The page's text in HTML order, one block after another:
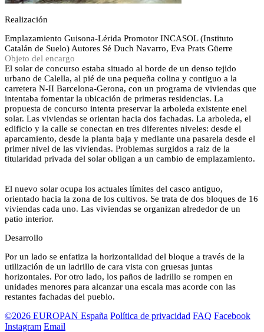
Realización
Emplazamiento Guisona-Lérida Promotor INCASOL (Instituto
Catalán de Suelo) Autores Sé Duch Navarro, Eva Prats Güerre
Objeto del encargo
El solar de concurso estaba situado al borde de un denso tejido
urbano de Calella, al pié de una pequeña colina y contiguo a la
carretera N-II Barcelona-Gerona, con un programa de viviendas que
intentaba fomentar la ubicación de primeras residencias. La
propuesta de concurso intenta preservar la arboleda existente enel
solar. Las viviendas se orientan hacia dos fachadas. La arboleda, el
edificio y la calle se conectan en tres diferentes niveles: desde el
aparcamiento, desde la planta baja y mediante una pasarela desde el
primer nivel de las viviendas. Problemas surgidos a raiz de la
titularidad privada del solar obligan a un cambio de emplazamiento.
El nuevo solar ocupa los actuales límites del casco antiguo,
orientado hacia la zona de los cultivos. Se trata de dos bloques de 16
viviendas cada uno. Las viviendas se organizan alrededor de un
patio interior.
Desarrollo
Por un lado se enfatiza la horizontalidad del bloque a través de la
utilización de un ladrillo de cara vista con gruesas juntas
horizontales. Por otro lado, los paños de ladrillo se rompen en
unidades menores para alcanzar una escala mas acorde con las
restantes fachadas del pueblo.
©2026 EUROPAN España Política de privacidad FAQ Facebook
Instagram Email